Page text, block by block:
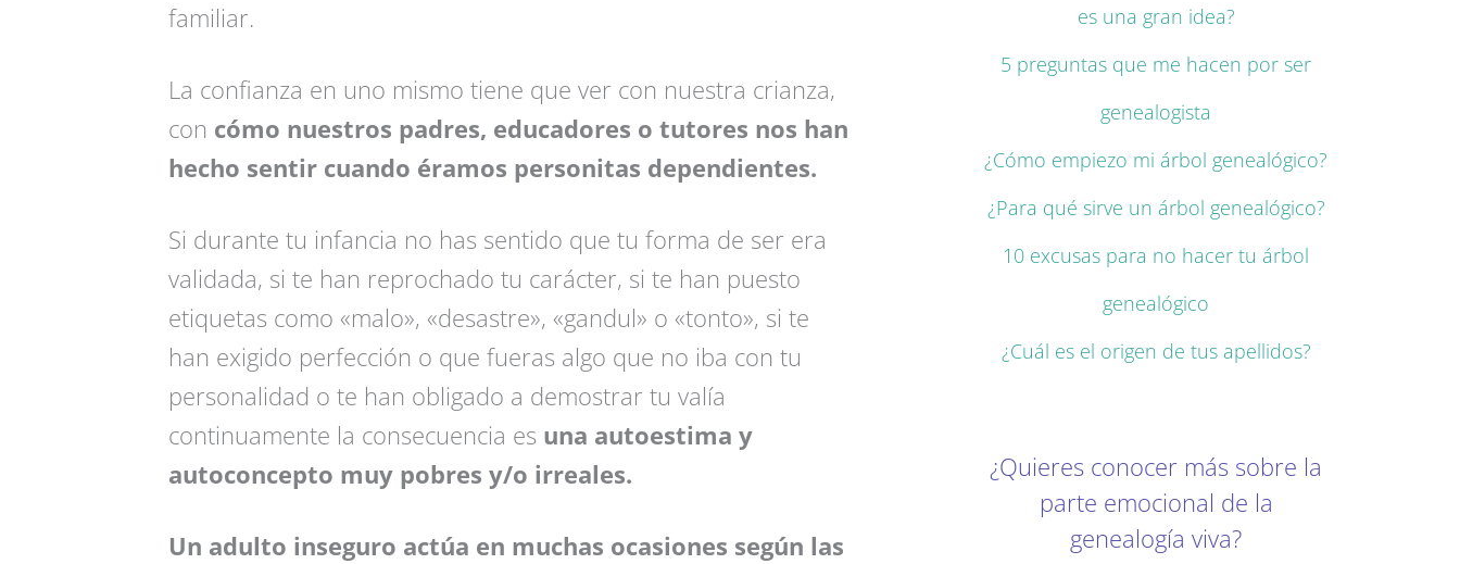
familiar.
La confianza en uno mismo tiene que ver con nuestra crianza,
con cómo nuestros padres, educadores o tutores nos han
hecho sentir cuando éramos personitas dependientes.
Si durante tu infancia no has sentido que tu forma de ser era
validada, si te han reprochado tu carácter, si te han puesto
etiquetas como «malo», «desastre», «gandul» o «tonto», si te
han exigido perfección o que fueras algo que no iba con tu
personalidad o te han obligado a demostrar tu valía
continuamente la consecuencia esuna autoestima y
autoconcepto muy pobres y/o irreales.
Un adulto inseguro actúa en muchas ocasiones según las
es una gran idea?
5 preguntas que me hacen por ser
genealogista
¿Cómo empiezo mi árbol genealógico?
¿Para qué sirve un árbol genealógico?
10 excusas para no hacer tu árbol
genealógico
¿Cuál es el origen de tus apellidos?
¿Quieres conocer más sobre la
parte emocional de la
genealogía viva?